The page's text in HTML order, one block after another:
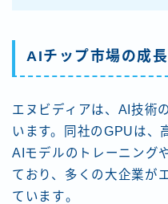
AIチップ市場の成長
エヌビディアは、AI技術
います。同社のGPUは、
AIモデルのトレーニング
ており、多くの大企業が
ています​。